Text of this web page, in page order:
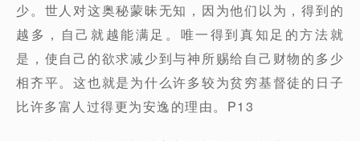
少。世人对这奥秘蒙昧无知，因为他们以为，得到的
越多，自己就越能满足。唯一得到真知足的方法就
是，使自己的欲求减少到与神所赐给自己财物的多少
相齐平。这也就是为什么许多较为贫穷基督徒的日子
比许多富人过得更为安逸的理由。P13